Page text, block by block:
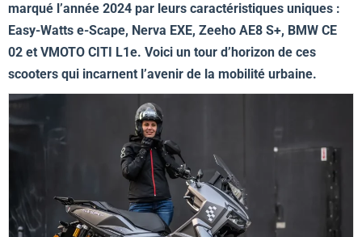
marqué l’année 2024 par leurs caractéristiques uniques :
Easy-Watts e-Scape, Nerva EXE, Zeeho AE8 S+, BMW CE
02 et VMOTO CITI L1e. Voici un tour d’horizon de ces
scooters qui incarnent l’avenir de la mobilité urbaine.